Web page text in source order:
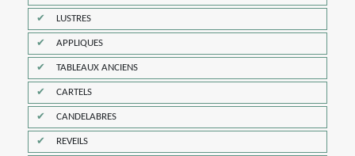
LUSTRES
APPLIQUES
TABLEAUX ANCIENS
CARTELS
CANDELABRES
REVEILS